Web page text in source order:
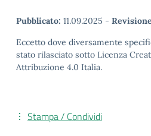
Pubblicato: 11.09.2025 -
Eccetto dove diversamente
stato rilasciato sotto Licenza
Attribuzione 4.0 Italia.
Stampa / Condividi